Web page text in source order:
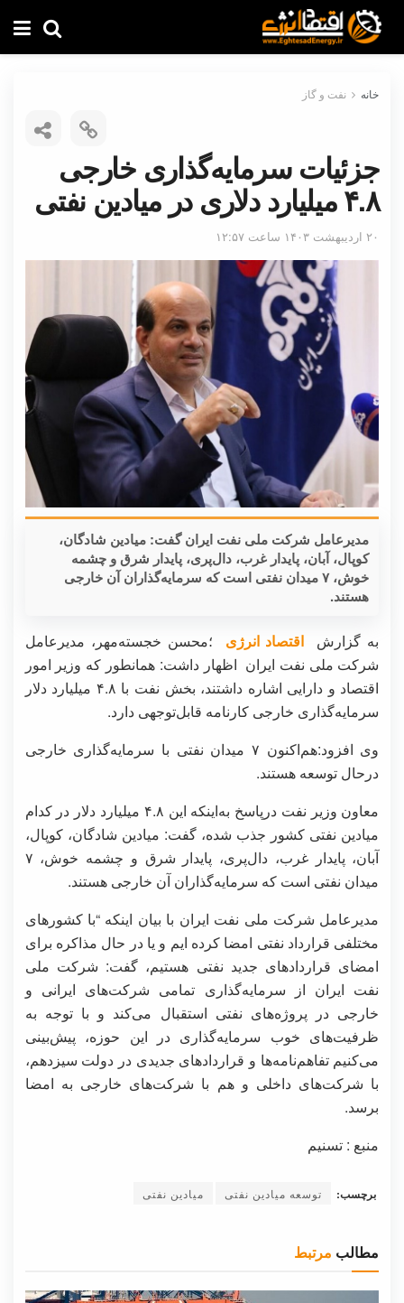
خانه نفت و گاز
جزئیات سرمایه‌گذاری خارجی
۴.۸ میلیارد دلاری در میادین نفتی
۲۰ اردیبهشت ۱۴۰۳ ساعت ۱۲:۵۷
مدیرعامل شرکت ملی نفت ایران گفت: میادین شادگان،
کوپال، آبان، پایدار غرب، دال‌پری، پایدار شرق و چشمه
خوش، ۷ میدان نفتی است که سرمایه‌گذاران آن خارجی
هستند.
به گزارش اقتصاد انرژی ؛محسن خجسته‌مهر، مدیرعامل
شرکت ملی نفت ایران اظهار داشت: همانطور که وزیر امور
اقتصاد و دارایی اشاره داشتند، بخش نفت با ۴.۸ میلیارد دلار
سرمایه‌گذاری خارجی کارنامه قابل‌توجهی دارد.
وی افزود:هم‌اکنون ۷ میدان نفتی با سرمایه‌گذاری خارجی
درحال توسعه هستند.
معاون وزیر نفت درپاسخ به‌اینکه این ۴.۸ میلیارد دلار در کدام
میادین نفتی کشور جذب شده، گفت: میادین شادگان، کوپال،
آبان، پایدار غرب، دال‌پری، پایدار شرق و چشمه خوش، ۷
میدان نفتی است که سرمایه‌گذاران آن خارجی هستند.
مدیرعامل شرکت ملی نفت ایران با بیان اینکه “با کشورهای
مختلفی قرارداد نفتی امضا کرده ایم و یا در حال مذاکره برای
امضای قراردادهای جدید نفتی هستیم، گفت: شرکت ملی
نفت ایران از سرمایه‌گذاری تمامی شرکت‌های ایرانی و
خارجی در پروژه‌های نفتی استقبال می‌کند و با توجه به
ظرفیت‌های خوب سرمایه‌گذاری در این حوزه، پیش‌بینی
می‌کنیم تفاهم‌نامه‌ها و قراردادهای جدیدی در دولت سیزدهم،
با شرکت‌های داخلی و هم با شرکت‌های خارجی به امضا
برسد.
منبع : تسنیم
برچسب: توسعه میادین نفتی میادین نفتی
مطالب مرتبط